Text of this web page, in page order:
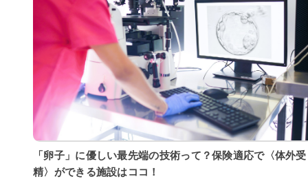
「卵子」に優しい最先端の技術って？保険適応で〈体外受
精〉ができる施設はココ！